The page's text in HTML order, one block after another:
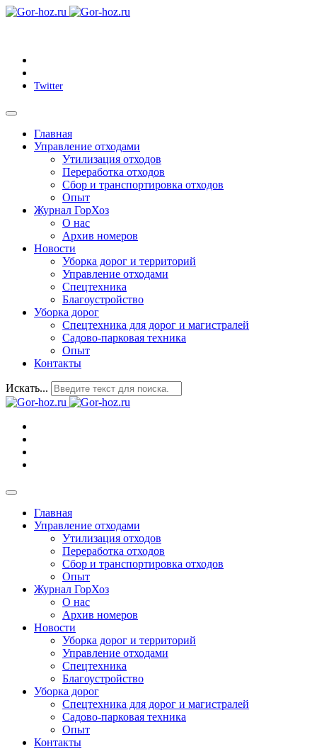
Twitter
Главная
Управление отходами
Утилизация отходов
Переработка отходов
Сбор и транспортировка отходов
Опыт
Журнал ГорХоз
О нас
Архив номеров
Новости
Уборка дорог и территорий
Управление отходами
Спецтехника
Благоустройство
Уборка дорог
Спецтехника для дорог и магистралей
Садово-парковая техника
Опыт
Контакты
Искать...
Главная
Управление отходами
Утилизация отходов
Переработка отходов
Сбор и транспортировка отходов
Опыт
Журнал ГорХоз
О нас
Архив номеров
Новости
Уборка дорог и территорий
Управление отходами
Спецтехника
Благоустройство
Уборка дорог
Спецтехника для дорог и магистралей
Садово-парковая техника
Опыт
Контакты